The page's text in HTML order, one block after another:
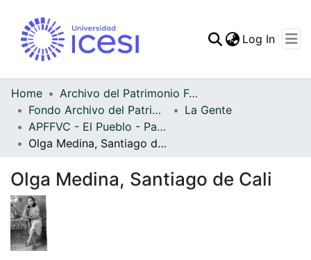
Statistics
Log In
Home
Archivo del Patrimonio Fotográfico y Fílmico del Valle del Cauca
Fondo Archivo del Patrimonio Fotográfico y Fílmico del Valle del Cauca
La Gente
APFFVC - El Pueblo - Patrimonial
Olga Medina, Santiago de Cali
Olga Medina, Santiago de Cali